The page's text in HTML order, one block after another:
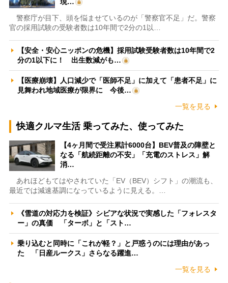
警察庁が目下、頭を悩ませているのが「警察官不足」だ。警察
官の採用試験の受験者数は10年間で2分の1以…
【安全・安心ニッポンの危機】採用試験受験者数は10年間で2
分の1以下に！ 出生数減がも…
【医療崩壊】人口減少で「医師不足」に加えて「患者不足」に
見舞われ地域医療が限界に 今後…
一覧を見る
快適クルマ生活 乗ってみた、使ってみた
【4ヶ月間で受注累計6000台】BEV普及の障壁と
なる「航続距離の不安」「充電のストレス」解
消…
あれほどもてはやされていた「EV（BEV）シフト」の潮流も、
最近では減速基調になっているように見える。…
《雪道の対応力を検証》シビアな状況で実感した「フォレスタ
ー」の真価 「ターボ」と「スト…
乗り込むと同時に「これが軽？」と戸惑うのには理由があっ
た 「日産ルークス」さらなる躍進…
一覧を見る